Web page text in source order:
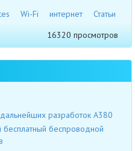
Wi-Fi интернет
Статьи
16320 просмотров
дальнейших разработок A380
беспроводной